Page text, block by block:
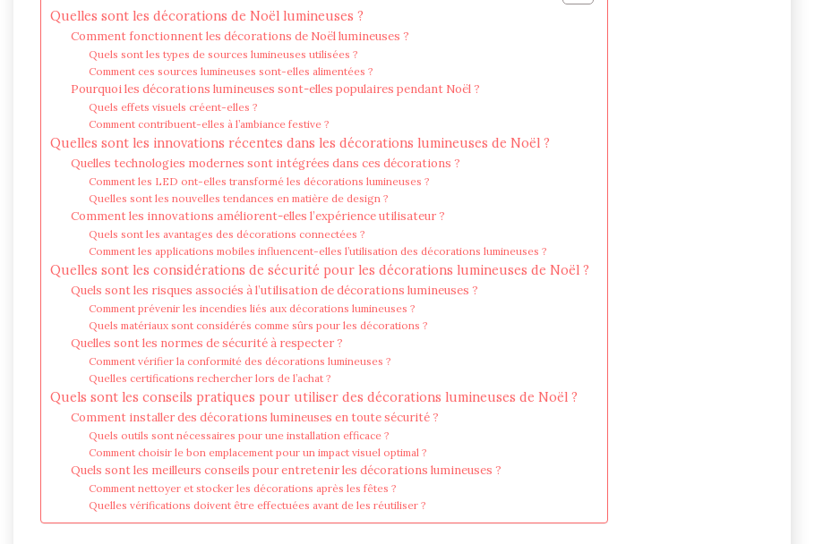
Quelles sont les décorations de Noël lumineuses ?
Comment fonctionnent les décorations de Noël lumineuses ?
Quels sont les types de sources lumineuses utilisées ?
Comment ces sources lumineuses sont-elles alimentées ?
Pourquoi les décorations lumineuses sont-elles populaires pendant Noël ?
Quels effets visuels créent-elles ?
Comment contribuent-elles à l’ambiance festive ?
Quelles sont les innovations récentes dans les décorations lumineuses de Noël ?
Quelles technologies modernes sont intégrées dans ces décorations ?
Comment les LED ont-elles transformé les décorations lumineuses ?
Quelles sont les nouvelles tendances en matière de design ?
Comment les innovations améliorent-elles l’expérience utilisateur ?
Quels sont les avantages des décorations connectées ?
Comment les applications mobiles influencent-elles l’utilisation des décorations lumineuses ?
Quelles sont les considérations de sécurité pour les décorations lumineuses de Noël ?
Quels sont les risques associés à l’utilisation de décorations lumineuses ?
Comment prévenir les incendies liés aux décorations lumineuses ?
Quels matériaux sont considérés comme sûrs pour les décorations ?
Quelles sont les normes de sécurité à respecter ?
Comment vérifier la conformité des décorations lumineuses ?
Quelles certifications rechercher lors de l’achat ?
Quels sont les conseils pratiques pour utiliser des décorations lumineuses de Noël ?
Comment installer des décorations lumineuses en toute sécurité ?
Quels outils sont nécessaires pour une installation efficace ?
Comment choisir le bon emplacement pour un impact visuel optimal ?
Quels sont les meilleurs conseils pour entretenir les décorations lumineuses ?
Comment nettoyer et stocker les décorations après les fêtes ?
Quelles vérifications doivent être effectuées avant de les réutiliser ?